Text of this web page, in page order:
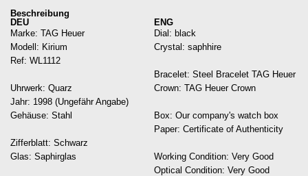
Beschreibung
DEU
Marke: TAG Heuer
Modell: Kirium
Ref: WL1112
Uhrwerk: Quarz
Jahr: 1998 (Ungefähr Angabe)
Gehäuse: Stahl
Zifferblatt: Schwarz
Glas: Saphirglas
ENG
Dial: black
Crystal: saphhire
Bracelet: Steel Bracelet TAG Heuer
Crown: TAG Heuer Crown
Box: Our company's watch box
Paper: Certificate of Authenticity
Working Condition: Very Good
Optical Condition: Very Good